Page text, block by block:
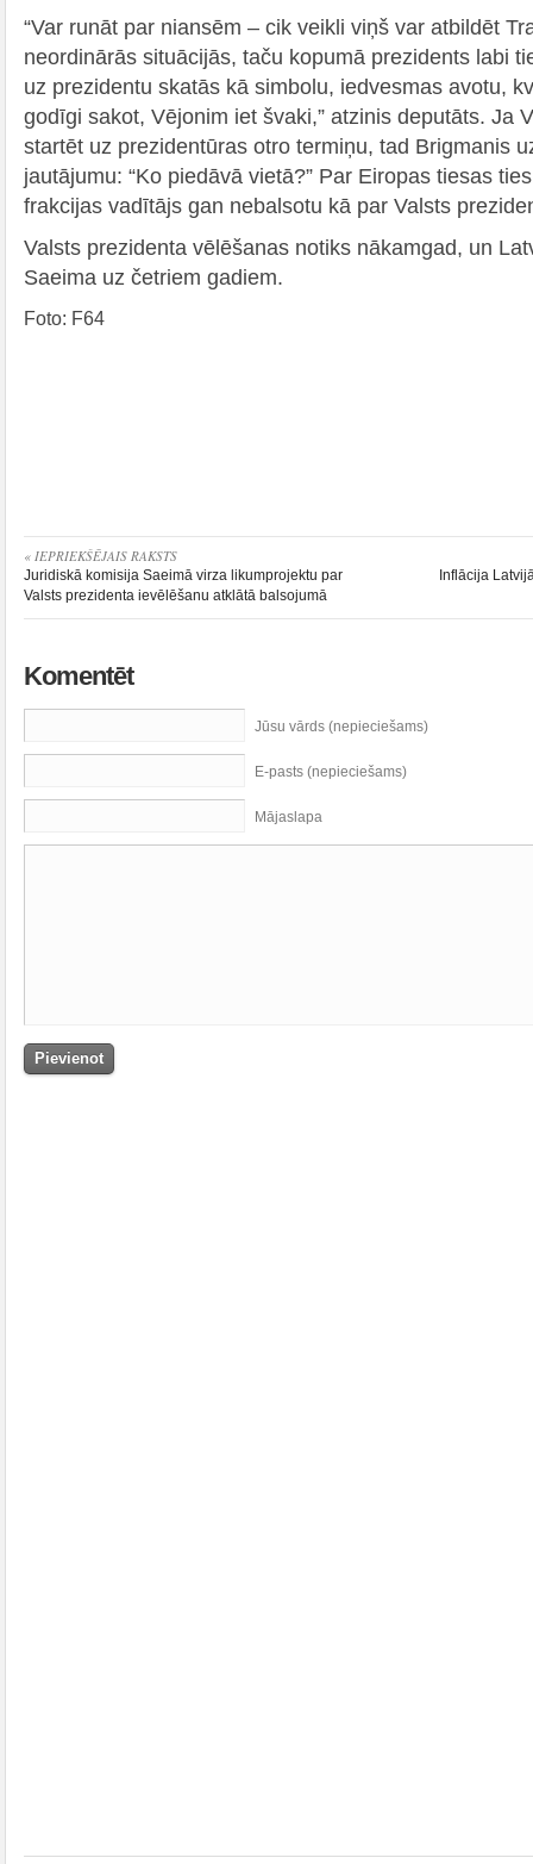
“Var runāt par niansēm – cik veikli viņš var atbildēt
neordinārās situācijās, taču kopumā prezidents labi
uz prezidentu skatās kā simbolu, iedvesmas avotu,
godīgi sakot, Vējonim iet švaki,” atzinis deputāts. Ja
startēt uz prezidentūras otro termiņu, tad Brigmanis
jautājumu: “Ko piedāvā vietā?” Par Eiropas tiesas
frakcijas vadītājs gan nebalsotu kā par Valsts
Valsts prezidenta vēlēšanas notiks nākamgad, un
Saeima uz četriem gadiem.
Foto: F64
« IEPRIEKŠĒJAIS RAKSTS
Juridiskā komisija Saeimā virza likumprojektu par
Valsts prezidenta ievēlēšanu atklātā balsojumā
Inflācija
Komentēt
Jūsu vārds (nepieciešams)
E-pasts (nepieciešams)
Mājaslapa